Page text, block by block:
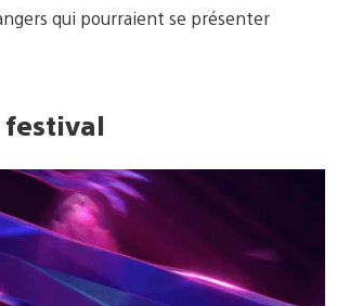
qui pourraient se présenter
festival